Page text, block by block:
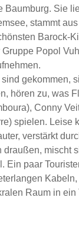
Baumburg. Sie
stammt
Barock-
Popol
gekommen,
hören zu, was
Conny
spielen. Leise
verstärkt
draußen, mischt
Ein paar
Raum in ein